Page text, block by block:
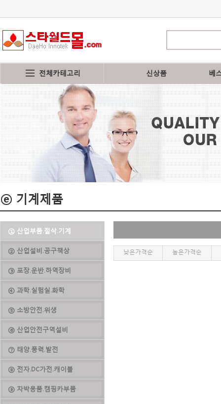
전체카테고리 신상품 베
ⓔ 기계제품
① 산업부품.절삭.기계
② 산업설비.공구책상
③ 포장.운반.하역장비
④ 과학.실험실.화학
⑤ 소방안전.위생
⑥ 산업안전구역설비
⑦ 태양.풍력.발전
⑧ 전자.DC가전.캐이블
⑨ 차박용품.캠핑카부품
낮은가격순 높은가격순